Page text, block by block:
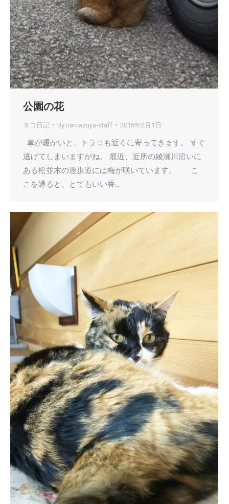
公園の花
ネコ日記 By namazuya-staff 2016年2月1日
車が暖かいと、トラコも近くに寄ってきます。 すぐ
逃げてしまいますがね。 最近、近所の綾瀬川沿いに
ある松並木の遊歩道には梅が咲いています。 こ
こを通ると、とてもいい香…